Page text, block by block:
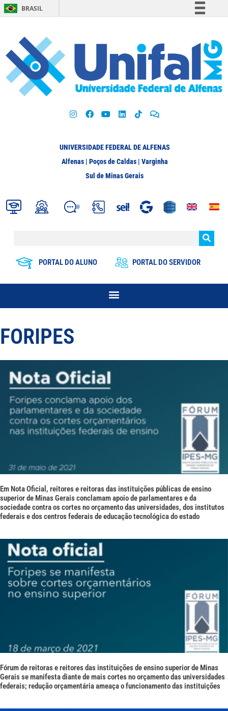
BRASIL
Participe
Acesso à informação
Legislação
UNIVERSIDADE FEDERAL DE ALFENAS
Alfenas | Poços de Caldas | Varginha
Sul de Minas Gerais
PORTAL DO ALUNO PORTAL DO SERVIDOR
FORIPES
Em Nota Oficial, reitores e reitoras das instituições públicas de ensino
superior de Minas Gerais conclamam apoio de parlamentares e da
sociedade contra os cortes no orçamento das universidades, dos institutos
federais e dos centros federais de educação tecnológica do estado
Fórum de reitoras e reitores das instituições de ensino superior de Minas
Gerais se manifesta diante de mais cortes no orçamento das universidades
federais; redução orçamentária ameaça o funcionamento das instituições